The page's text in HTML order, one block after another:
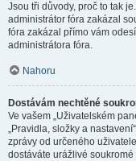
Jsou tři důvody, proč to tak
administrátor fóra zakázal
fóra zakázal přímo vám
administrátora fóra.
Nahoru
Dostávám nechtěné
Ve vašem „Uživatelském
„Pravidla, složky a
zprávy od určeného
dostáváte urážlivé